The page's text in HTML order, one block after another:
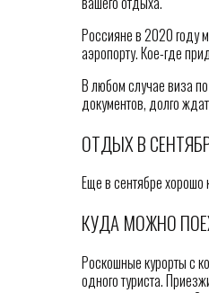
Россияне в 2020 году
аэропорту. Кое-где
В любом случае виза
документов, долго
ОТДЫХ В
Еще в сентябре хорошо
КУДА МОЖНО
Роскошные курорты с
одного туриста.